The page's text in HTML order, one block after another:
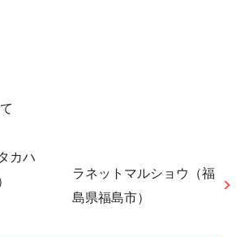
カハ
ラネットマルショウ（福
島県福島市）